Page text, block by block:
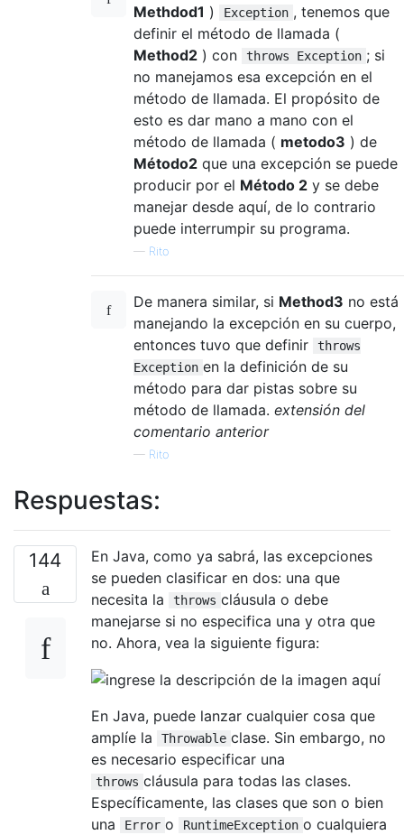
Methdod1 ) Exception , tenemos que
definir el método de llamada (
Method2 ) con throws Exception ; si
no manejamos esa excepción en el
método de llamada. El propósito de
esto es dar mano a mano con el
método de llamada ( metodo3 ) de
Método2 que una excepción se puede
producir por el Método 2 y se debe
manejar desde aquí, de lo contrario
puede interrumpir su programa.
— Rito
De manera similar, si Method3 no está
manejando la excepción en su cuerpo,
entonces tuvo que definir
throws
Exception en la definición de su
método para dar pistas sobre su
método de llamada. extensión del
comentario anterior
— Rito
Respuestas:
144
En Java, como ya sabrá, las excepciones
se pueden clasificar en dos: una que
necesita la
throws cláusula o debe
manejarse si no especifica una y otra que
no. Ahora, vea la siguiente figura:
En Java, puede lanzar cualquier cosa que
amplíe la
Throwable clase. Sin embargo, no
es necesario especificar una
throws cláusula para todas las clases.
Específicamente, las clases que son o bien
una
Error o RuntimeException o cualquiera